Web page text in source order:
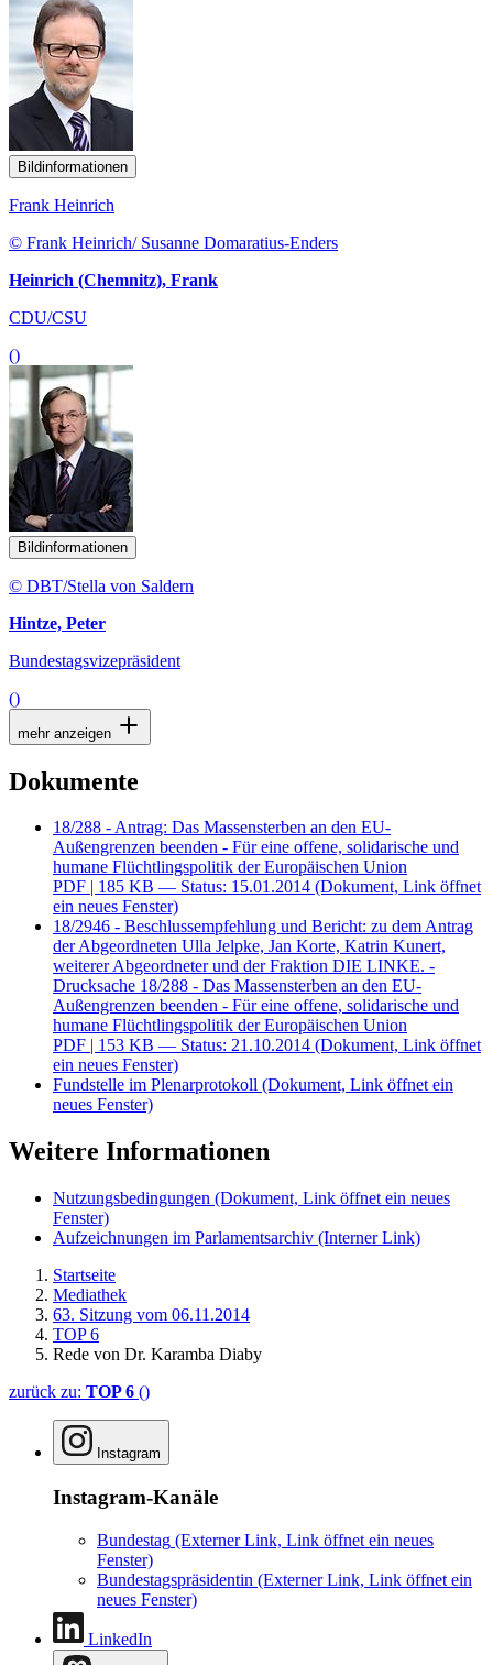
Bildinformationen
Frank Heinrich
© Frank Heinrich/ Susanne Domaratius-Enders
Heinrich (Chemnitz), Frank
CDU/CSU
()
Bildinformationen
© DBT/Stella von Saldern
Hintze, Peter
Bundestagsvizepräsident
()
mehr anzeigen
Dokumente
18/288 - Antrag: Das Massensterben an den EU-
Außengrenzen beenden - Für eine offene, solidarische und
humane Flüchtlingspolitik der Europäischen Union
PDF | 185 KB — Status: 15.01.2014 (Dokument, Link öffnet
ein neues Fenster)
18/2946 - Beschlussempfehlung und Bericht: zu dem Antrag
der Abgeordneten Ulla Jelpke, Jan Korte, Katrin Kunert,
weiterer Abgeordneter und der Fraktion DIE LINKE. -
Drucksache 18/288 - Das Massensterben an den EU-
Außengrenzen beenden - Für eine offene, solidarische und
humane Flüchtlingspolitik der Europäischen Union
PDF | 153 KB — Status: 21.10.2014 (Dokument, Link öffnet
ein neues Fenster)
Fundstelle im Plenarprotokoll (Dokument, Link öffnet ein
neues Fenster)
Weitere Informationen
Nutzungsbedingungen (Dokument, Link öffnet ein neues
Fenster)
Aufzeichnungen im Parlamentsarchiv (Interner Link)
Startseite
Mediathek
63. Sitzung vom 06.11.2014
TOP 6
Rede von Dr. Karamba Diaby
zurück zu: TOP 6 ()
Instagram
Instagram-Kanäle
Bundestag (Externer Link, Link öffnet ein neues
Fenster)
Bundestagspräsidentin (Externer Link, Link öffnet ein
neues Fenster)
LinkedIn